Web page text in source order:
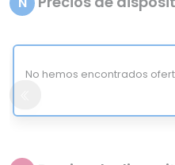
No hemos encontrados